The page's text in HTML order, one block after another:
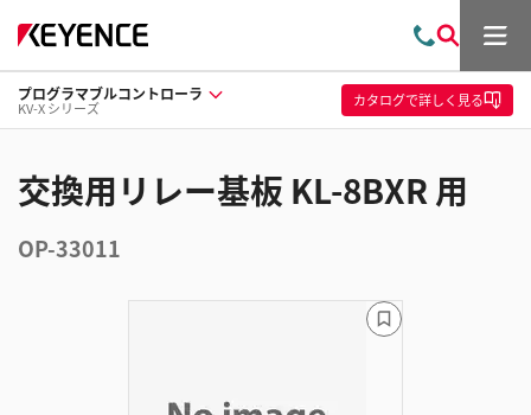
問
い
合
わ
索
メ
ュ
ー
プログラマブルコントローラ
KV-X シリーズ カタログで詳しく見る
交換用リレー基板 KL-8BXR 用
OP-33011
ブ
ッ